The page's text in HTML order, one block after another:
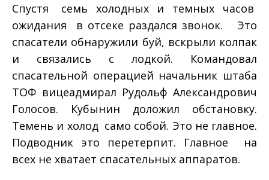
Спустя семь холодных и темных часов
ожидания в отсеке раздался звонок. Это
спасатели обнаружили буй, вскрыли колпак
и связались с лодкой. Командовал
спасательной операцией начальник штаба
ТОФ вице­адмирал Рудольф Александрович
Голосов. Кубынин доложил обстановку.
Темень и холод ­ само собой. Это не главное.
Подводник это перетерпит. Главное ­ на
всех не хватает спасательных аппаратов.